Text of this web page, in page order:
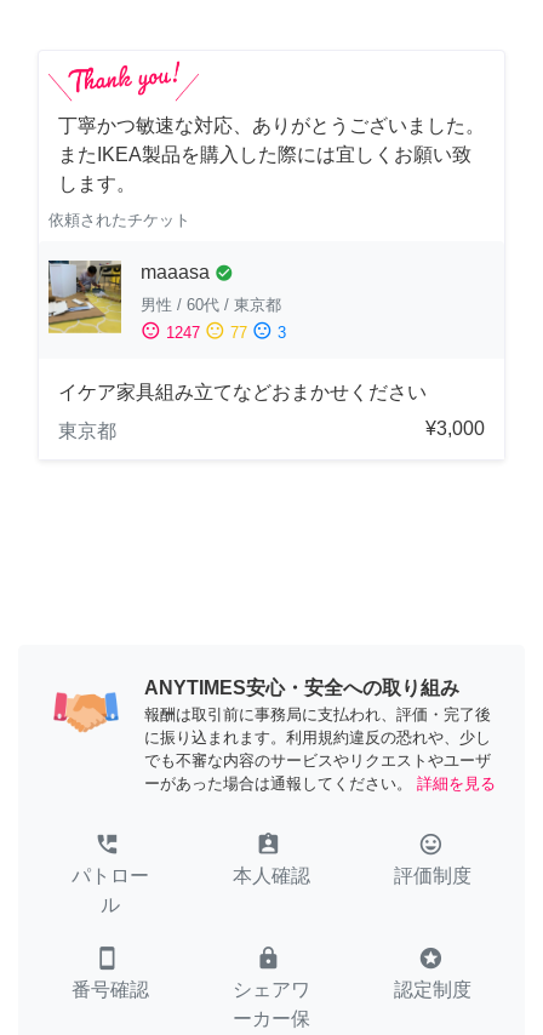
丁寧かつ敏速な対応、ありがとうございました。
またIKEA製品を購入した際には宜しくお願い致
します。
依頼されたチケット
maaasa check_circle
男性 / 60代 / 東京都
sentiment_satisfied 1247 sentiment_neutral 77 sentiment_dissatisfied 3
イケア家具組み立てなどおまかせください
東京都
¥3,000
ANYTIMES安心・安全への取り組み
報酬は取引前に事務局に支払われ、評価・完了後
に振り込まれます。利用規約違反の恐れや、少し
でも不審な内容のサービスやリクエストやユーザ
ーがあった場合は通報してください。
詳細を見る
perm_phone_msg
パトロー
ル
assignment_ind
本人確認
tag_faces
評価制度
smartphone
番号確認
lock
シェアワ
ーカー保
stars
認定制度